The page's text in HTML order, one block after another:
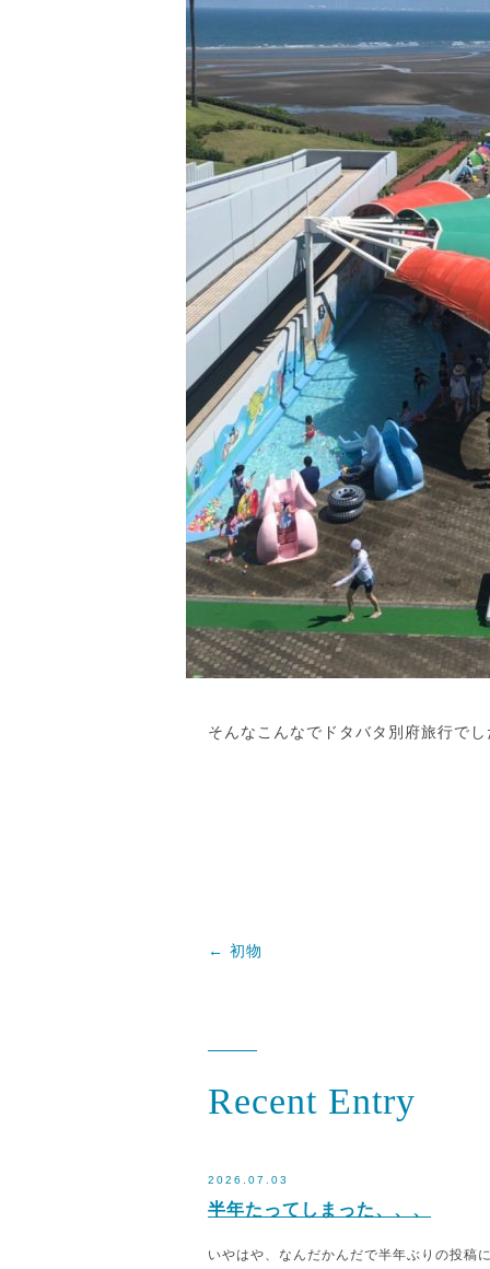
そんなこんなでドタバタ別府旅行で
← 初物
Recent Entry
2026.07.03
半年たってしまった、、、
いやはや、なんだかんだで半年ぶりの投稿